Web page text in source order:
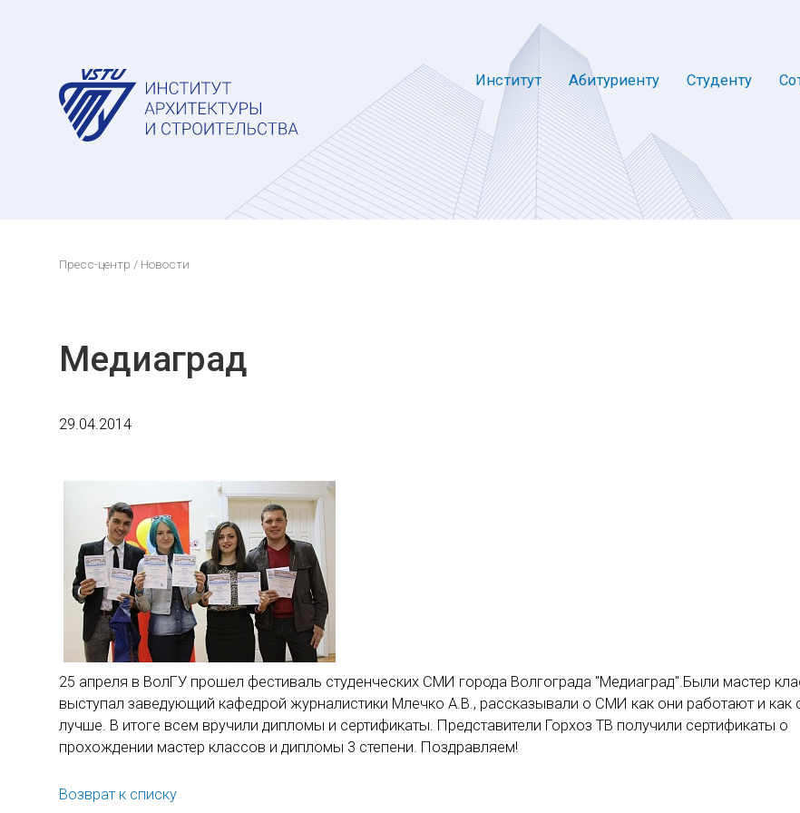
Институт Абитуриенту Студенту
Пресс-центр / Новости
Медиаград
29.04.2014
25 апреля в ВолГУ прошел фестиваль студенческих СМИ города Волгограда "Медиаград".Были мастер
выступал заведующий кафедрой журналистики Млечко А.В., рассказывали о СМИ как они работают и как
лучше. В итоге всем вручили дипломы и сертификаты. Представители Горхоз ТВ получили сертификаты о
прохождении мастер классов и дипломы 3 степени. Поздравляем!
Возврат к списку